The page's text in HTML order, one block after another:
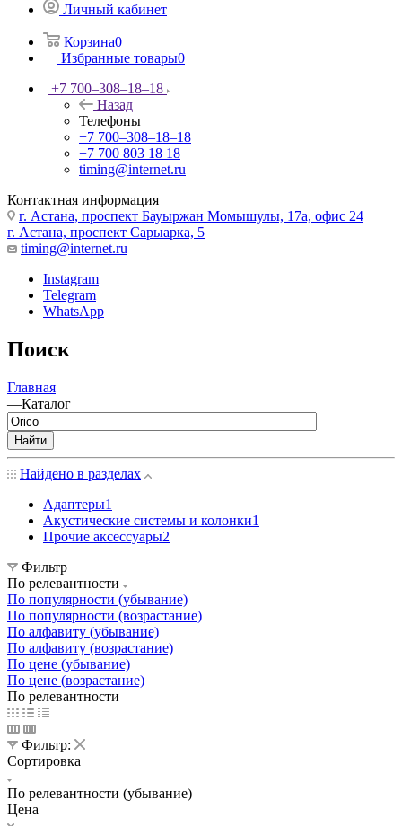
Личный кабинет
Корзина0
Избранные товары0
+7 700‒308‒18‒18
Назад
Телефоны
+7 700‒308‒18‒18
+7 700 803 18 18
timing@internet.ru
Контактная информация
г. Астана, проспект Бауыржан Момышулы, 17а, офис 24
г. Астана, проспект Сарыарка, 5
timing@internet.ru
Instagram
Telegram
WhatsApp
Поиск
Главная
—Каталог
Найти
Найдено в разделах
Адаптеры1
Акустические системы и колонки1
Прочие аксессуары2
Фильтр
По релевантности
По популярности (убывание)
По популярности (возрастание)
По алфавиту (убывание)
По алфавиту (возрастание)
По цене (убывание)
По цене (возрастание)
По релевантности
Фильтр:
Сортировка
По релевантности (убывание)
Цена